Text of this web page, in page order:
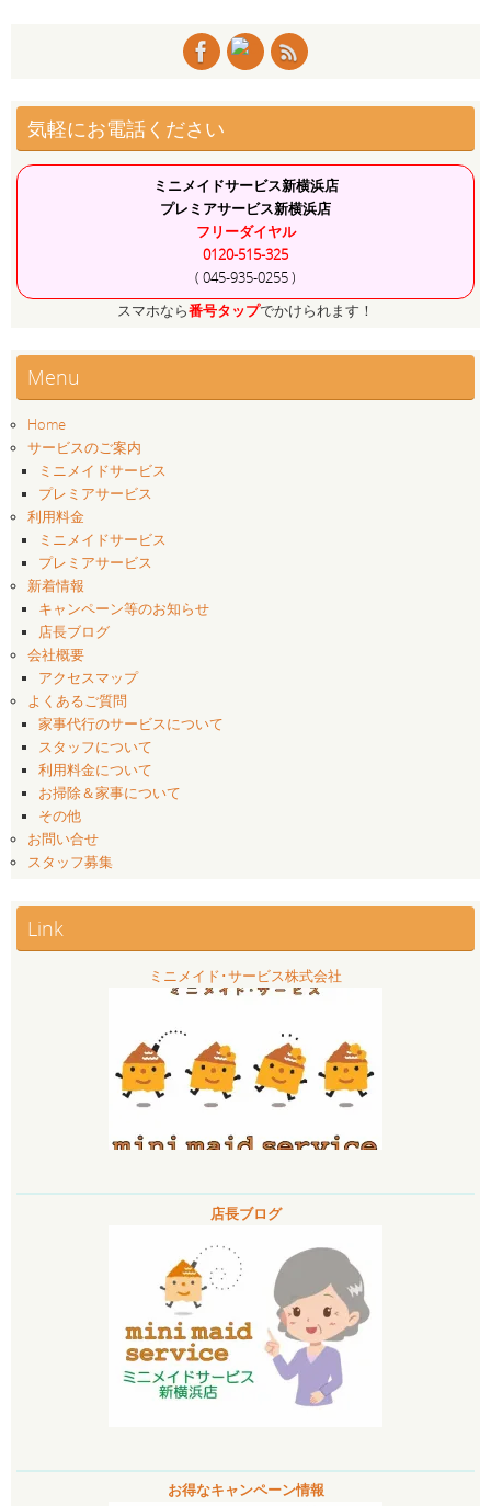
気軽にお電話ください
ミニメイドサービス新横浜店
プレミアサービス新横浜店
フリーダイヤル
0120-515-325
( 045-935-0255 )
スマホなら番号タップでかけられます！
Menu
Home
サービスのご案内
ミニメイドサービス
プレミアサービス
利用料金
ミニメイドサービス
プレミアサービス
新着情報
キャンペーン等のお知らせ
店長ブログ
会社概要
アクセスマップ
よくあるご質問
家事代行のサービスについて
スタッフについて
利用料金について
お掃除＆家事について
その他
お問い合せ
スタッフ募集
Link
ミニメイド･サービス株式会社
店長ブログ
お得なキャンペーン情報